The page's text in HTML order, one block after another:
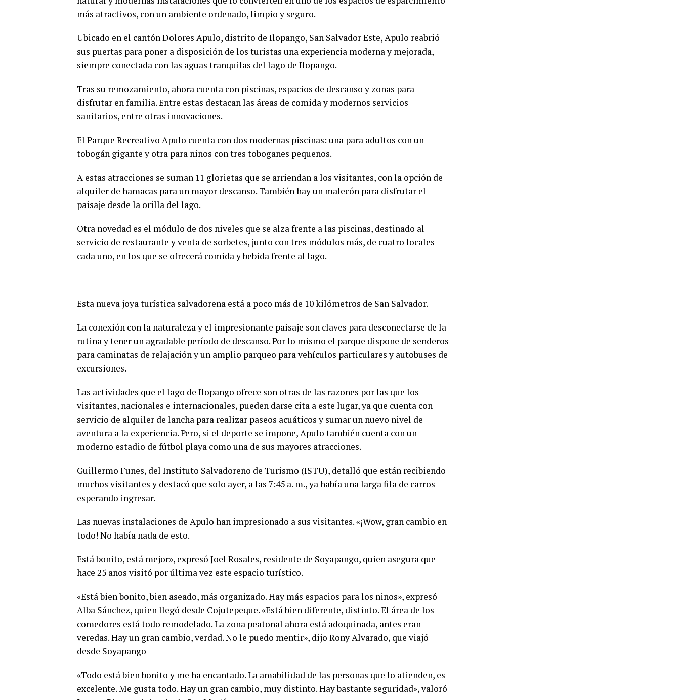
más atractivos, con un ambiente ordenado, limpio y seguro.
Ubicado en el cantón Dolores Apulo, distrito de Ilopango, San Salvador Este, Apulo reabrió
sus puertas para poner a disposición de los turistas una experiencia moderna y mejorada,
siempre conectada con las aguas tranquilas del lago de Ilopango.
Tras su remozamiento, ahora cuenta con piscinas, espacios de descanso y zonas para
disfrutar en familia. Entre estas destacan las áreas de comida y modernos servicios
sanitarios, entre otras innovaciones.
El Parque Recreativo Apulo cuenta con dos modernas piscinas: una para adultos con un
tobogán gigante y otra para niños con tres toboganes pequeños.
A estas atracciones se suman 11 glorietas que se arriendan a los visitantes, con la opción de
alquiler de hamacas para un mayor descanso. También hay un malecón para disfrutar el
paisaje desde la orilla del lago.
Otra novedad es el módulo de dos niveles que se alza frente a las piscinas, destinado al
servicio de restaurante y venta de sorbetes, junto con tres módulos más, de cuatro locales
cada uno, en los que se ofrecerá comida y bebida frente al lago.
Esta nueva joya turística salvadoreña está a poco más de 10 kilómetros de San Salvador.
La conexión con la naturaleza y el impresionante paisaje son claves para desconectarse de la
rutina y tener un agradable período de descanso. Por lo mismo el parque dispone de senderos
para caminatas de relajación y un amplio parqueo para vehículos particulares y autobuses de
excursiones.
Las actividades que el lago de Ilopango ofrece son otras de las razones por las que los
visitantes, nacionales e internacionales, pueden darse cita a este lugar, ya que cuenta con
servicio de alquiler de lancha para realizar paseos acuáticos y sumar un nuevo nivel de
aventura a la experiencia. Pero, si el deporte se impone, Apulo también cuenta con un
moderno estadio de fútbol playa como una de sus mayores atracciones.
Guillermo Funes, del Instituto Salvadoreño de Turismo (ISTU), detalló que están recibiendo
muchos visitantes y destacó que solo ayer, a las 7:45 a. m., ya había una larga fila de carros
esperando ingresar.
Las nuevas instalaciones de Apulo han impresionado a sus visitantes. «¡Wow, gran cambio en
todo! No había nada de esto.
Está bonito, está mejor», expresó Joel Rosales, residente de Soyapango, quien asegura que
hace 25 años visitó por última vez este espacio turístico.
«Está bien bonito, bien aseado, más organizado. Hay más espacios para los niños», expresó
Alba Sánchez, quien llegó desde Cojutepeque. «Está bien diferente, distinto. El área de los
comedores está todo remodelado. La zona peatonal ahora está adoquinada, antes eran
veredas. Hay un gran cambio, verdad. No le puedo mentir», dijo Rony Alvarado, que viajó
desde Soyapango
«Todo está bien bonito y me ha encantado. La amabilidad de las personas que lo atienden, es
excelente. Me gusta todo. Hay un gran cambio, muy distinto. Hay bastante seguridad», valoró